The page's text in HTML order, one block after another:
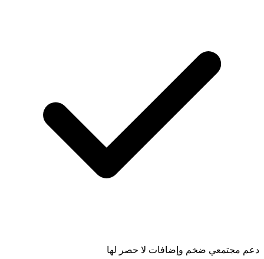
دعم مجتمعي ضخم وإضافات لا حصر لها